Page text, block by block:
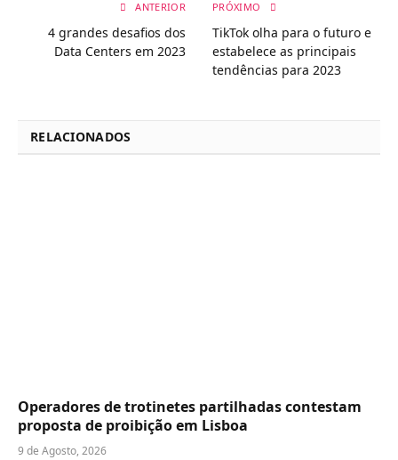
ANTERIOR
4 grandes desafios dos
Data Centers em 2023
PRÓXIMO
TikTok olha para o futuro e
estabelece as principais
tendências para 2023
RELACIONADOS
Operadores de trotinetes partilhadas contestam
proposta de proibição em Lisboa
9 de Agosto, 2026